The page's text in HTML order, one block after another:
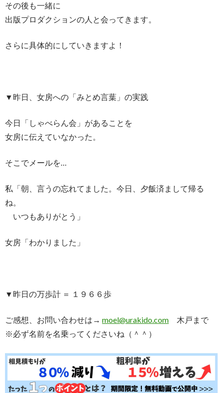
その後も一緒に
出版プロダクションの人と会ってきます。
さらに具体的にしていきますよ！
▼昨日、女房への「みとめ言葉」の実践
今日「しゃべらん会」があることを
女房に伝えていなかった。
そこでメールを…
私「朝、言うの忘れてました。今日、夕飯済まして帰る
ね。
いつもありがとう」
女房「わかりました」
▼昨日の万歩計 ＝ １９６６歩
ご感想、お問い合わせは→ moel@urakido.com 木戸まで
※必ず名前を名乗ってくださいね（＾＾）